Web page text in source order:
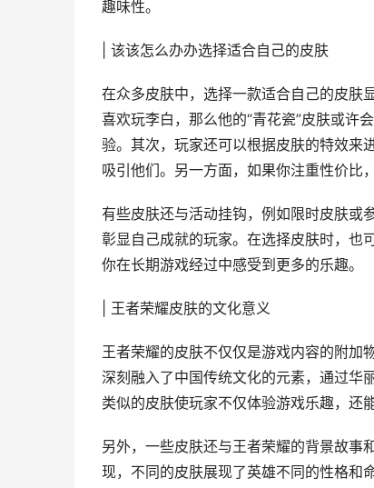
趣味性。
| 该该怎么办办选择适合自己的皮肤
在众多皮肤中，选择一款适合自己的皮肤
喜欢玩李白，那么他的“青花瓷”皮肤或许
验。其次，玩家还可以根据皮肤的特效来
吸引他们。另一方面，如果你注重性价比
有些皮肤还与活动挂钩，例如限时皮肤或
彰显自己成就的玩家。在选择皮肤时，也
你在长期游戏经过中感受到更多的乐趣。
| 王者荣耀皮肤的文化意义
王者荣耀的皮肤不仅仅是游戏内容的附加
深刻融入了中国传统文化的元素，通过华
类似的皮肤使玩家不仅体验游戏乐趣，还
另外，一些皮肤还与王者荣耀的背景故事
现，不同的皮肤展现了英雄不同的性格和